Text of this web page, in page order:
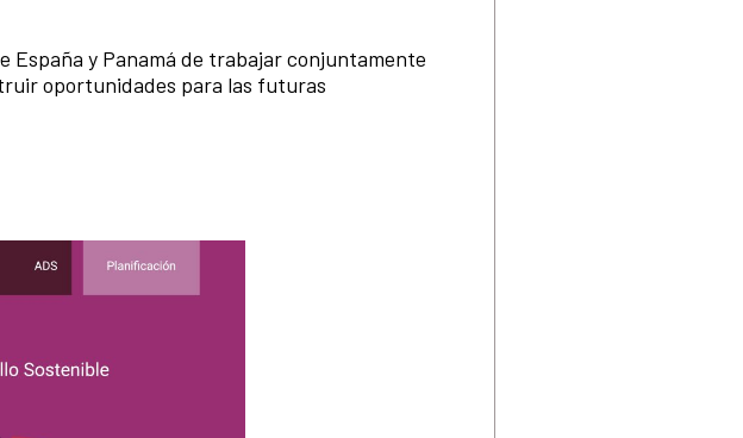
España y Panamá de trabajar conjuntamente
oportunidades para las futuras